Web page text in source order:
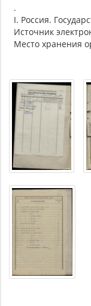
.
I. Россия.
Источник
Место хранения